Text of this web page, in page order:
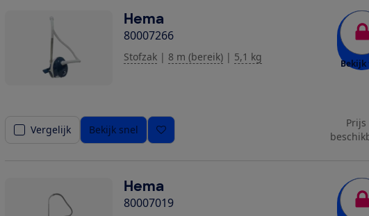
Hema
80007266
Stofzak | 8 m (bereik) | 5,1 kg
Bekijk
Vergelijk Bekijk snel
Hema
80007019